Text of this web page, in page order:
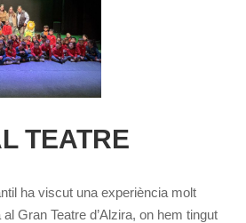
TEATRE
ha viscut una experiència molt
Gran Teatre d’Alzira, on hem tingut